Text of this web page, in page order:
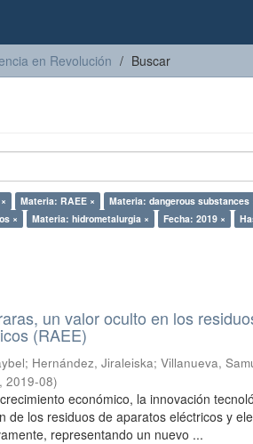
en Revolución Buscar
Materia: RAEE × Materia: dangerous substances
× Materia: hidrometalurgia × Fecha: 2019 ×
un valor oculto en los
(RAEE)
; Hernández, Jiraleiska;Villanueva,
,2019-08)
económico, la innovación
de los residuos de aparatos eléctricos y
representando un nuevo ...